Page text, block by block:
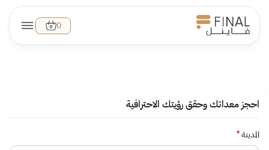
0
احجز معداتك وحقق رؤيتك الاحترافية
المدينة